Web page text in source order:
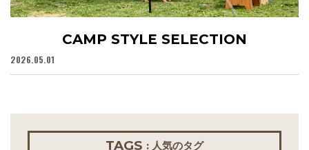
CAMP STYLE SELECTION
2026.05.01
TAGS : 人気のタグ